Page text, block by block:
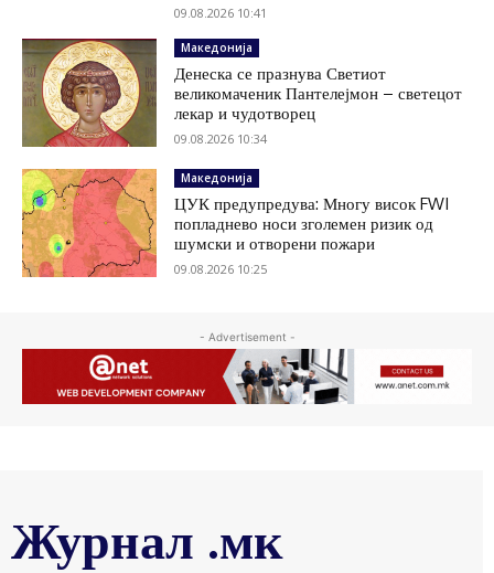
09.08.2026 10:41
Македонија
Денеска се празнува Светиот
великомаченик Пантелејмон – светецот
лекар и чудотворец
09.08.2026 10:34
Македонија
ЦУК предупредува: Многу висок FWI
попладнево носи зголемен ризик од
шумски и отворени пожари
09.08.2026 10:25
- Advertisement -
Журнал .мк